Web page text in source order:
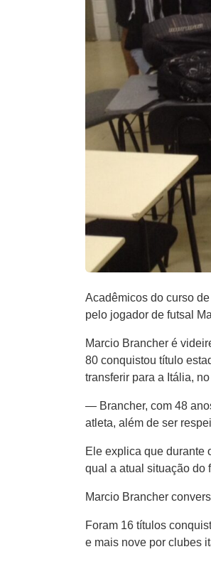
Acadêmicos do curso
pelo jogador de futsal
Marcio Brancher é
80 conquistou título
transferir para a Itália,
— Brancher, com 48
atleta, além de ser
Ele explica que durante
qual a atual situação do
Marcio Brancher
Foram 16 títulos
e mais nove por clubes